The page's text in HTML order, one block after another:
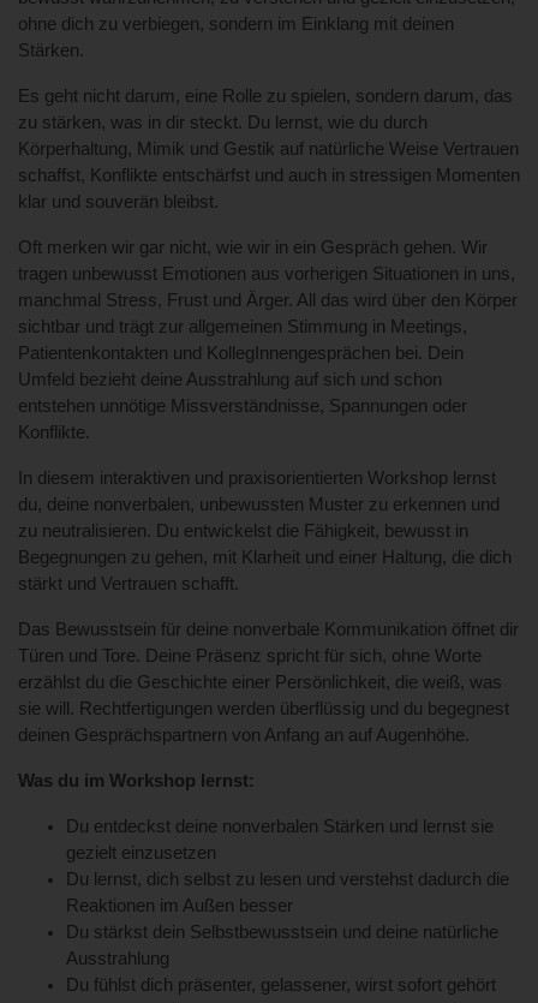
ohne dich zu verbiegen, sondern im Einklang mit deinen
Stärken.
Es geht nicht darum, eine Rolle zu spielen, sondern darum, das
zu stärken, was in dir steckt. Du lernst, wie du durch
Körperhaltung, Mimik und Gestik auf natürliche Weise Vertrauen
schaffst, Konflikte entschärfst und auch in stressigen Momenten
klar und souverän bleibst.
Oft merken wir gar nicht, wie wir in ein Gespräch gehen. Wir
tragen unbewusst Emotionen aus vorherigen Situationen in uns,
manchmal Stress, Frust und Ärger. All das wird über den Körper
sichtbar und trägt zur allgemeinen Stimmung in Meetings,
Patientenkontakten und KollegInnengesprächen bei. Dein
Umfeld bezieht deine Ausstrahlung auf sich und schon
entstehen unnötige Missverständnisse, Spannungen oder
Konflikte.
In diesem interaktiven und praxisorientierten Workshop lernst
du, deine nonverbalen, unbewussten Muster zu erkennen und
zu neutralisieren. Du entwickelst die Fähigkeit, bewusst in
Begegnungen zu gehen, mit Klarheit und einer Haltung, die dich
stärkt und Vertrauen schafft.
Das Bewusstsein für deine nonverbale Kommunikation öffnet dir
Türen und Tore. Deine Präsenz spricht für sich, ohne Worte
erzählst du die Geschichte einer Persönlichkeit, die weiß, was
sie will. Rechtfertigungen werden überflüssig und du begegnest
deinen Gesprächspartnern von Anfang an auf Augenhöhe.
Was du im Workshop lernst:
Du entdeckst deine nonverbalen Stärken und lernst sie
gezielt einzusetzen
Du lernst, dich selbst zu lesen und verstehst dadurch die
Reaktionen im Außen besser
Du stärkst dein Selbstbewusstsein und deine natürliche
Ausstrahlung
Du fühlst dich präsenter, gelassener, wirst sofort gehört